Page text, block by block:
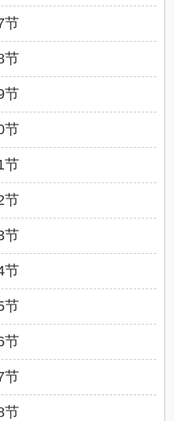
节
节
节
节
节
节
节
节
节
节
节
节